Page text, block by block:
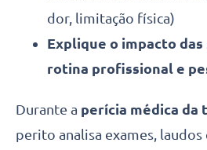
dor, limitação física)
Explique o impacto das
rotina profissional e
Durante a perícia médica da
perito analisa exames,